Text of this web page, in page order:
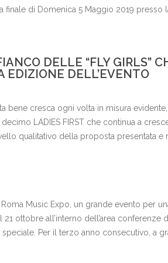
di Domenica 5 Maggio 2019 presso
DELLE “FLY GIRLS”
EDIZIONE DELL’EVENTO
bene cresca ogni volta in misura evidente,
LADIES FIRST che continua a
qualitativo della proposta presentata e
Music Expo, un grande evento per
ottobre all’interno dell’area conferenze
speciale. Per il terzo anno consecutivo, a